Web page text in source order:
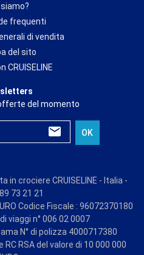
frequenti
di vendita
del sito
CRUISELINE
del momento
OK
in crociere CRUISELINE - Italia -
73 21 21
Codice Fiscale : 96072370180
viaggi n° 006 02 0007
N° di polizza 4000717380
RSA del valore di 10 000 000